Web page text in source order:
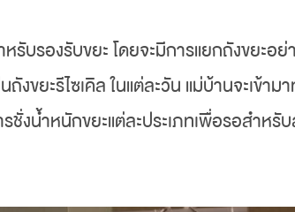
รองรับขยะ โดยจะมีการแยกถังขยะอย่
งขยะรีไซเคิล ในแต่ละวัน แม่บ้านจะเข้
งน้ำหนักขยะแต่ละประเภทเพื่อรอสำหรั